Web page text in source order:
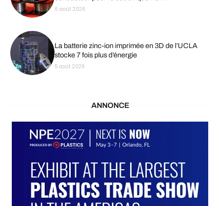
6 août 2026
La batterie zinc-ion imprimée en 3D de l’UCLA
stocke 7 fois plus d’énergie
5 août 2026
ANNONCE